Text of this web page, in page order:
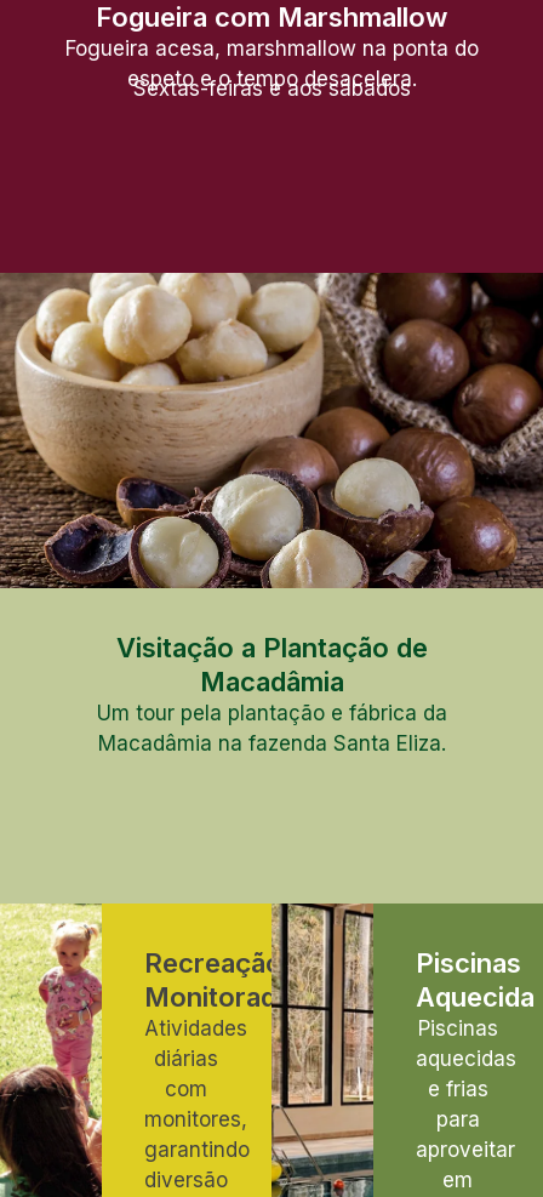
Visitação a Plantação de
Macadâmia
Um tour pela plantação e fábrica da
Macadâmia na fazenda Santa Eliza.
Fogueira com Marshmallow
Fogueira acesa, marshmallow na ponta do
espeto e o tempo desacelera.
Sextas-feiras e aos sábados
Recreação
Monitorada
Atividades
diárias
com
monitores,
garantindo
diversão
Piscinas
Aquecida
Piscinas
aquecidas
e frias
para
aproveitar
em